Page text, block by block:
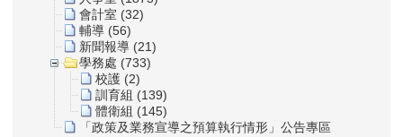
會計室 (32)
輔導 (56)
新聞報導 (21)
學務處 (733)
校護 (2)
訓育組 (139)
體衛組 (145)
「政策及業務宣導之預算執行情形」公告專區